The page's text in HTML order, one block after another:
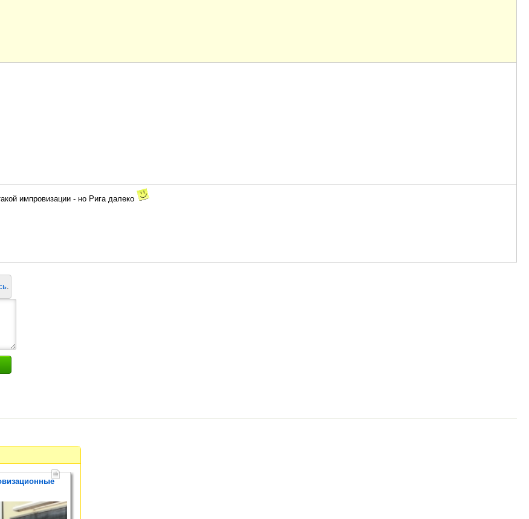
импровизации - но Рига далеко
.